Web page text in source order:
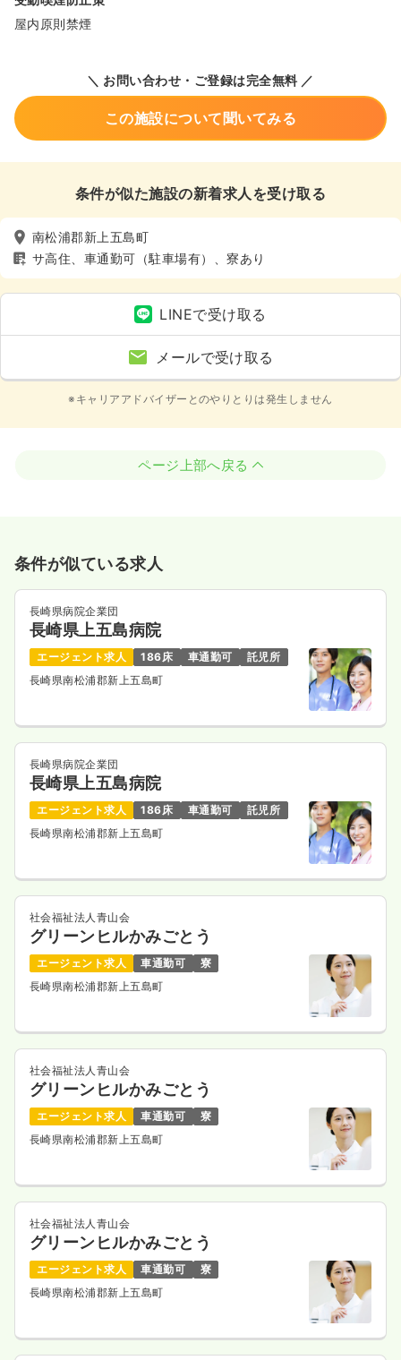
屋内原則禁煙
＼ お問い合わせ・ご登録は完全無料 ／
この施設について聞いてみる
条件が似た施設の新着求人を受け取る
南松浦郡新上五島町
サ高住、車通勤可（駐車場有）、寮あり
LINEで受け取る
メールで受け取る
※キャリアアドバイザーとのやりとりは発生しません
ページ上部へ戻る
条件が似ている求人
長崎県病院企業団
長崎県上五島病院
エージェント求人 186床 車通勤可
託児所
長崎県南松浦郡新上五島町
長崎県病院企業団
長崎県上五島病院
エージェント求人 186床 車通勤可
託児所
長崎県南松浦郡新上五島町
社会福祉法人青山会
グリーンヒルかみごとう
エージェント求人 車通勤可
寮
長崎県南松浦郡新上五島町
社会福祉法人青山会
グリーンヒルかみごとう
エージェント求人 車通勤可
寮
長崎県南松浦郡新上五島町
社会福祉法人青山会
グリーンヒルかみごとう
エージェント求人 車通勤可
寮
長崎県南松浦郡新上五島町